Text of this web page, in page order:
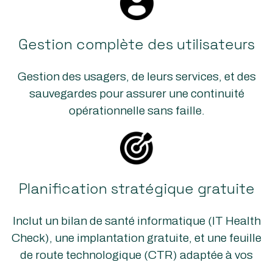
Gestion complète des utilisateurs
Gestion des usagers, de leurs services, et des
sauvegardes pour assurer une continuité
opérationnelle sans faille.
Planification stratégique gratuite
Inclut un bilan de santé informatique (IT Health
Check), une implantation gratuite, et une feuille
de route technologique (CTR) adaptée à vos